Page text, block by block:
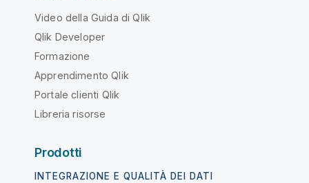
Video della Guida di Qlik
Qlik Developer
Formazione
Apprendimento Qlik
Portale clienti Qlik
Libreria risorse
Prodotti
INTEGRAZIONE E QUALITÀ DEI DATI